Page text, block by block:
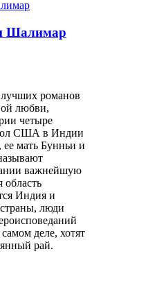
Шалимар
романов
любви,
четыре
США в Индии
мать Бунньи и
важнейшую
область
Индия и
люди
деле, хотят
рай.